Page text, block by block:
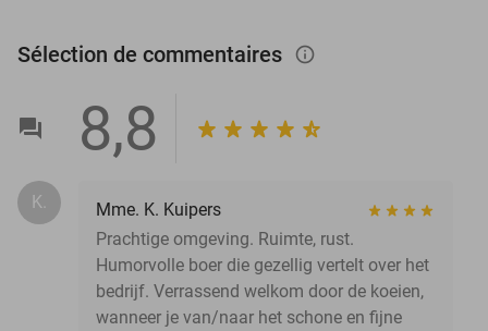
Sélection de commentaires info_outlined
8,8
K.
Mme. K. Kuipers
Prachtige omgeving. Ruimte, rust.
Humorvolle boer die gezellig vertelt over het
bedrijf. Verrassend welkom door de koeien,
wanneer je van/naar het schone en fijne